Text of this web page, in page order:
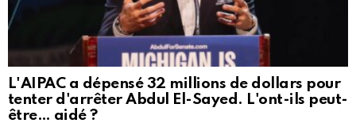
L'AIPAC a dépensé 32 millions de dollars pour
tenter d'arrêter Abdul El-Sayed. L'ont-ils peut-
être… aidé ?